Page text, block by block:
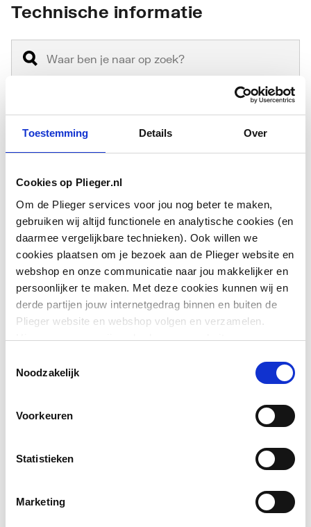
Toestemming Details Over
Cookies op Plieger.nl
Om de Plieger services voor jou nog beter te maken,
gebruiken wij altijd functionele en analytische cookies (en
daarmee vergelijkbare technieken). Ook willen we
cookies plaatsen om je bezoek aan de Plieger website en
webshop en onze communicatie naar jou makkelijker en
persoonlijker te maken. Met deze cookies kunnen wij en
derde partijen jouw internetgedrag binnen en buiten de
Plieger website en webshop volgen en verzamelen.
Hiermee passen wij en derden onze website, app,
We slaan je cookievoorkeur op in je browser.
Noodzakelijk
Voorkeuren
Statistieken
Marketing
Technische informatie
Montagewijze Hangend
Materiaalkwaliteit Overig
Vorm Rechthoekig
Kleur Wit
Met
bevestigingsmateriaal
Nee
Geschikt voor
Toon meer
Downloads
113 KB
1 MB